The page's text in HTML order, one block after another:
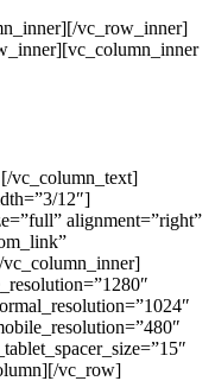
vc_row_inner]
[/vc_column_text]
12″]
alignment=”right”
vc_row]